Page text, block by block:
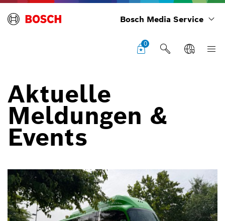
Bosch Media Service
0
Aktuelle
Meldungen &
Events